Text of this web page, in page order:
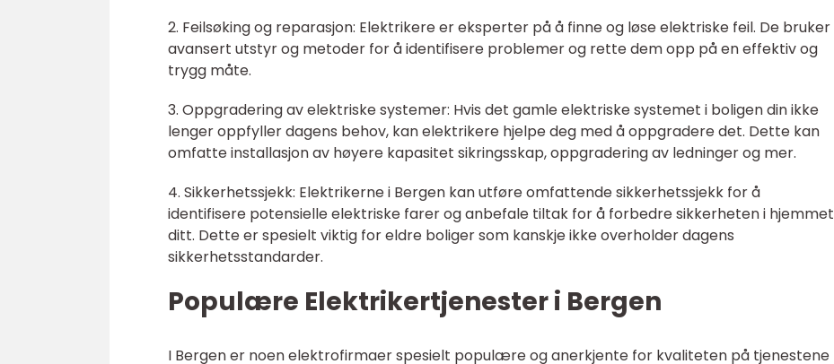
2. Feilsøking og reparasjon: Elektrikere er eksperter på å finne og løse elektriske feil. De bruker
avansert utstyr og metoder for å identifisere problemer og rette dem opp på en effektiv og
trygg måte.
3. Oppgradering av elektriske systemer: Hvis det gamle elektriske systemet i boligen din ikke
lenger oppfyller dagens behov, kan elektrikere hjelpe deg med å oppgradere det. Dette kan
omfatte installasjon av høyere kapasitet sikringsskap, oppgradering av ledninger og mer.
4. Sikkerhetssjekk: Elektrikerne i Bergen kan utføre omfattende sikkerhetssjekk for å
identifisere potensielle elektriske farer og anbefale tiltak for å forbedre sikkerheten i hjemmet
ditt. Dette er spesielt viktig for eldre boliger som kanskje ikke overholder dagens
sikkerhetsstandarder.
Populære Elektrikertjenester i Bergen
I Bergen er noen elektrofirmaer spesielt populære og anerkjente for kvaliteten på tjenestene